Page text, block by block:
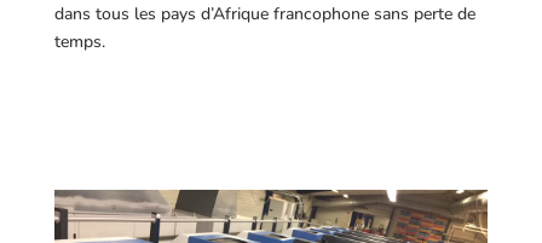
dans tous les pays d’Afrique francophone sans perte de
temps.